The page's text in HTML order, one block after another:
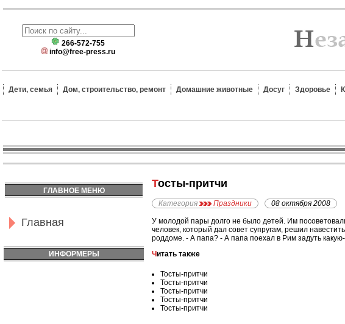
266-572-755
info@free-press.ru
Дети, семья Дом, строительство, ремонт Домашние животные Досуг Здоровье
ГЛАВНОЕ МЕНЮ
Главная
ИНФОРМЕРЫ
Тосты-притчи
Категория Праздники 08 октября 2008
У молодой пары долго не было детей. Им
человек, который дал совет супругам, решил
роддоме. - А папа? - А папа поехал в Рим задуть
Читать также
Тосты-притчи
Тосты-притчи
Тосты-притчи
Тосты-притчи
Тосты-притчи